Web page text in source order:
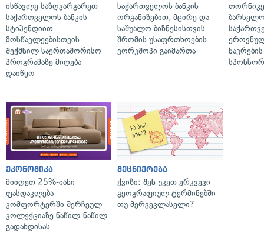
ისწავლე საზღვარგარეთ
საქართველოს ბანკის
სტიპენდიით —
მოსწავლეებისთვის
შექმნილ საერთაშორისო
პროგრამაზე მიღება
დაიწყო
საქართველოს ბანკის
ორგანიზებით, მცირე და
საშუალო ბიზნესისთვის
შრომის უსაფრთხოების
ვორკშოპი გაიმართა
ეკონომიკა
მიიღეთ 25%-იანი
ფასდაკლება
კომფორტერში შერჩეულ
კოლექციაზე ნაწილ-ნაწილ
გადახდისას
მეცნიერება
ქვიზი: შენ უკეთ ერკვევი
გეოგრაფიულ ტერმინებში
თუ მერვეკლასელი?